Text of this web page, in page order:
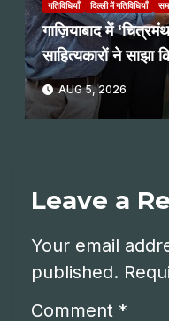
गतिविधियाँ दिल्ली में गतिविधियाँ
गाज़ियाबाद में
साहित्यकारों ने साझा
AUG 5, 2026
Leave a
Your email
published.
Comment *